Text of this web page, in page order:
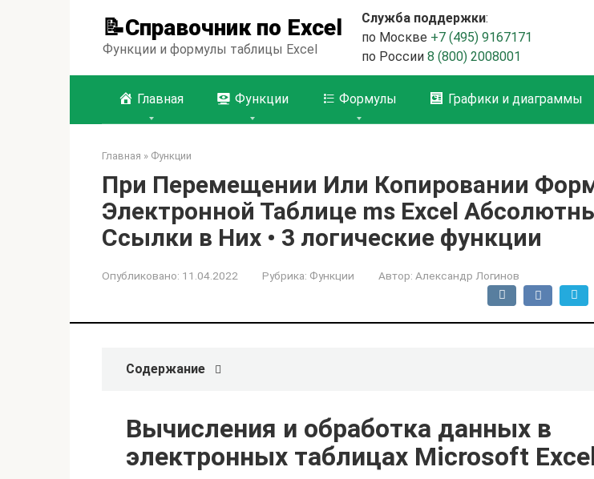
📝Справочник по Excel
Функции и формулы таблицы Excel
Служба поддержки:
по Москве +7 (495) 9167171
по России 8 (800) 2008001
Главная Функции Формулы Графики и диаграммы
Главная » Функции
При Перемещении Или Копировании
Электронной Таблице ms Excel
Ссылки в Них • 3 логические функции
Опубликовано: 11.04.2022 Рубрика: Функции Автор: Александр Логинов
Содержание
Вычисления и обработка данных в
электронных таблицах Microsoft